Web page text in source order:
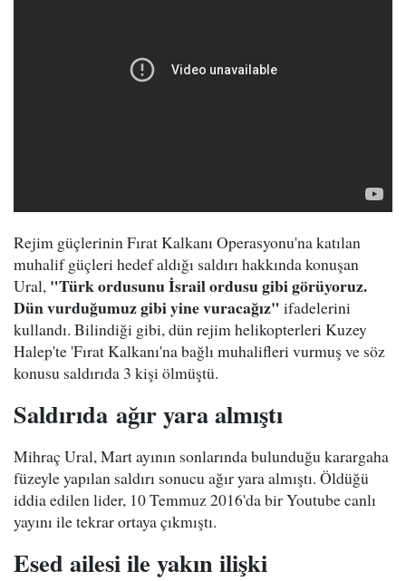
Rejim güçlerinin Fırat Kalkanı Operasyonu'na katılan
muhalif güçleri hedef aldığı saldırı hakkında konuşan
Ural, "Türk ordusunu İsrail ordusu gibi görüyoruz.
Dün vurduğumuz gibi yine vuracağız" ifadelerini
kullandı. Bilindiği gibi, dün rejim helikopterleri Kuzey
Halep'te 'Fırat Kalkanı'na bağlı muhalifleri vurmuş ve söz
konusu saldırıda 3 kişi ölmüştü.
Saldırıda ağır yara almıştı
Mihraç Ural, Mart ayının sonlarında bulunduğu karargaha
füzeyle yapılan saldırı sonucu ağır yara almıştı. Öldüğü
iddia edilen lider, 10 Temmuz 2016'da bir Youtube canlı
yayını ile tekrar ortaya çıkmıştı.
Esed ailesi ile yakın ilişki